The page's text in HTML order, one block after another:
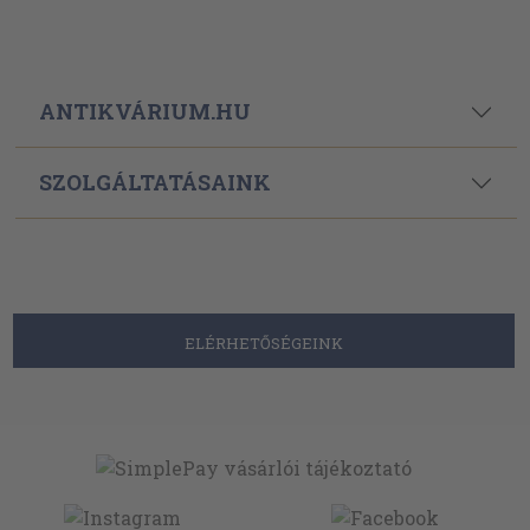
ANTIKVÁRIUM.HU
SZOLGÁLTATÁSAINK
ELÉRHETŐSÉGEINK